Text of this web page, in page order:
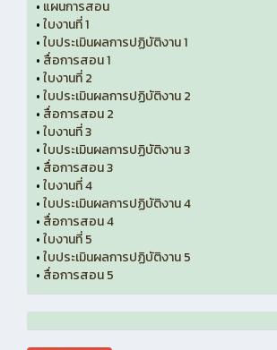
• แผนการสอน
•ใบงานที่ 1
•ใบประเมินผลการปฏิบัติงาน 1
• สื่อการสอน 1
•ใบงานที่ 2
•ใบประเมินผลการปฏิบัติงาน 2
• สื่อการสอน 2
•ใบงานที่ 3
•ใบประเมินผลการปฏิบัติงาน 3
• สื่อการสอน 3
•ใบงานที่ 4
•ใบประเมินผลการปฏิบัติงาน 4
• สื่อการสอน 4
•ใบงานที่ 5
•ใบประเมินผลการปฏิบัติงาน 5
• สื่อการสอน 5